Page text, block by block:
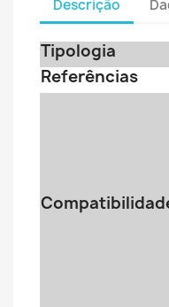
Descrição
Tipologia
Referências